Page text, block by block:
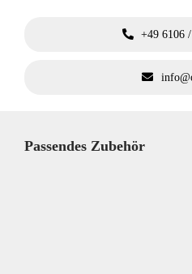
+49 6106
Passendes Zubehör